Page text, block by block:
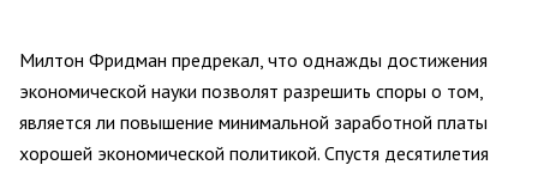
Милтон Фридман предрекал, что однажды достижения
экономической науки позволят разрешить споры о том,
является ли повышение минимальной заработной платы
хорошей экономической политикой. Спустя десятилетия